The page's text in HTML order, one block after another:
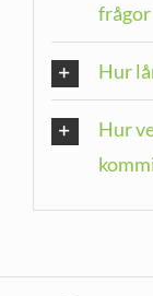
frågor
Hur
Hur